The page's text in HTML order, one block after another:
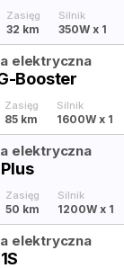
Zasięg
32 km
Silnik
350W x 1
elektryczna
Booster
Zasięg
85 km
Silnik
1600W x 1
elektryczna
Zasięg
50 km
Silnik
1200W x 1
elektryczna